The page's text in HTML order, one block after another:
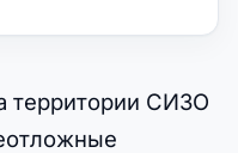
территории СИЗО